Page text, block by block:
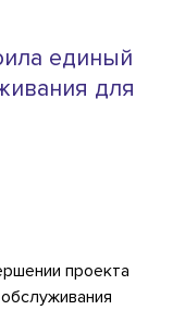
единый
для
проекта